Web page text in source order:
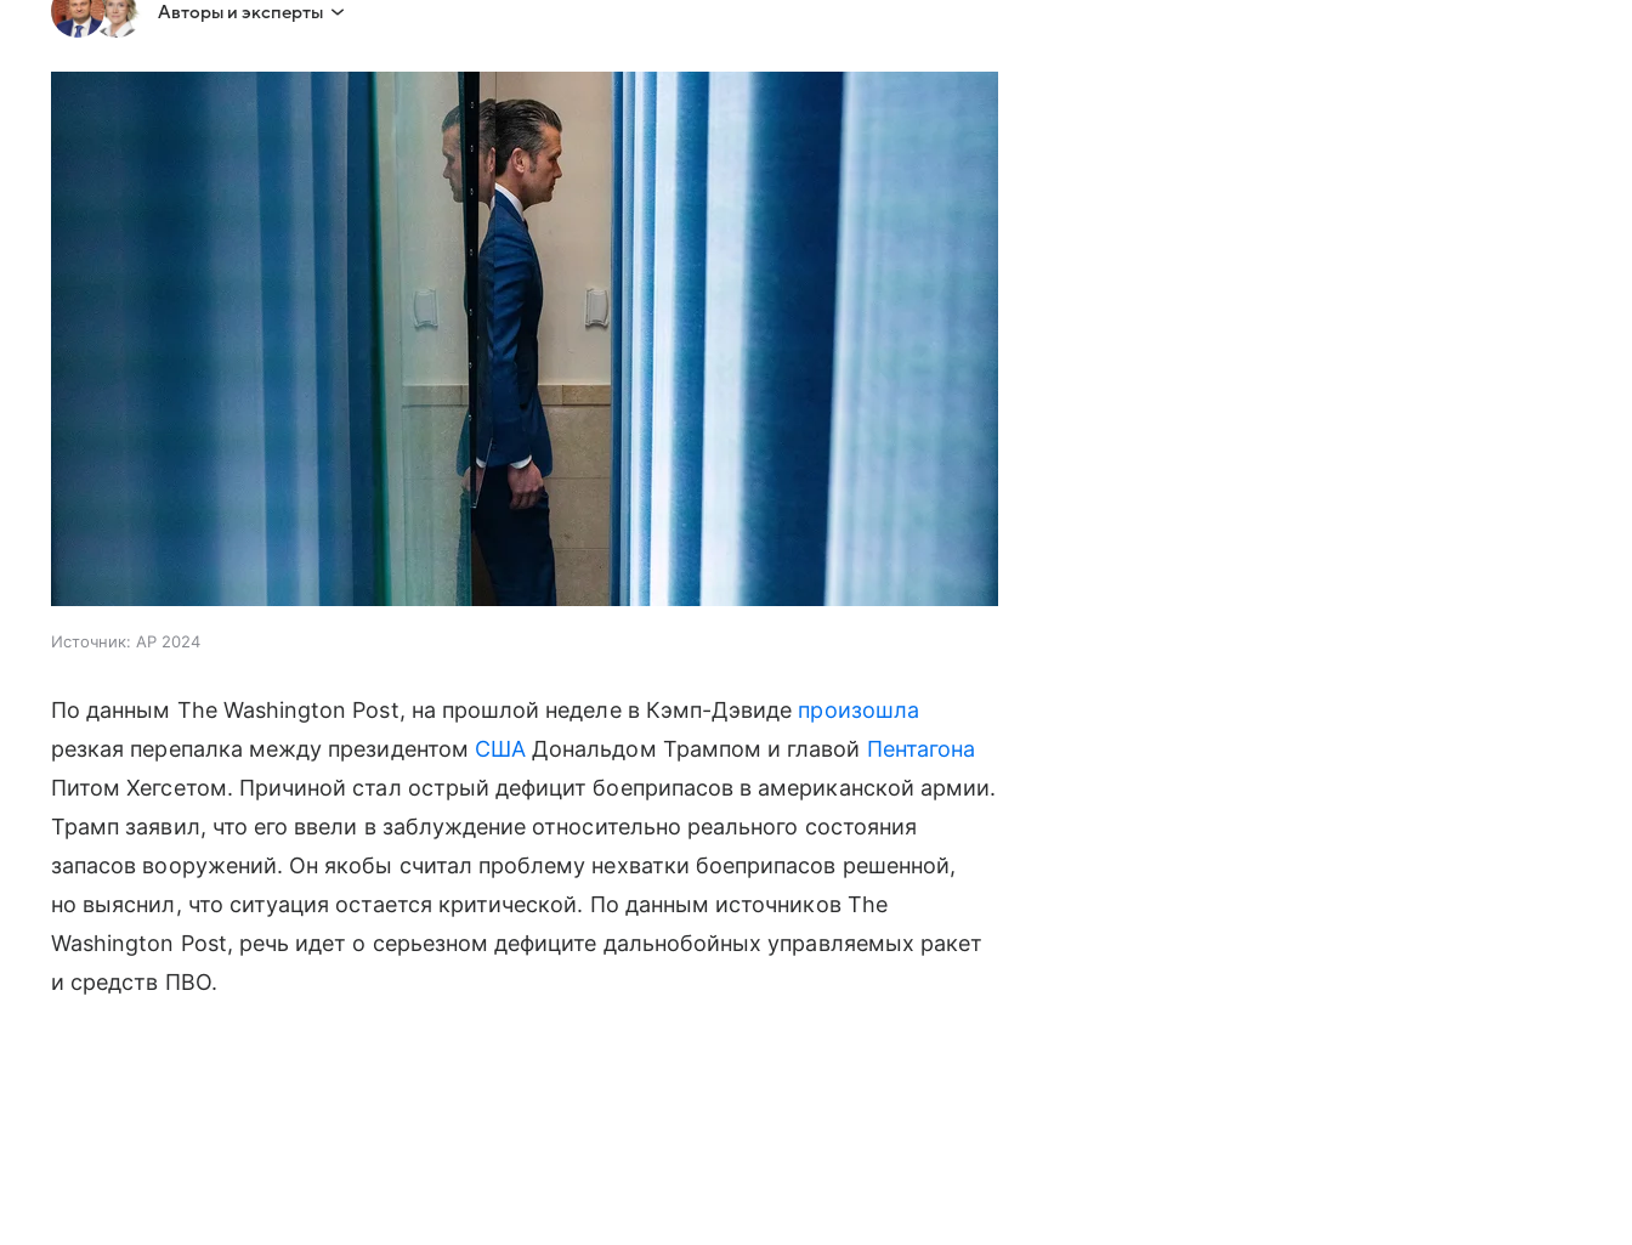
Авторы и эксперты
Источник: AP 2024
По данным The Washington Post, на прошлой неделе в Кэмп-Дэвиде произошла
резкая перепалка между президентом США Дональдом Трампом и главой Пентагона
Питом Хегсетом. Причиной стал острый дефицит боеприпасов в американской армии.
Трамп заявил, что его ввели в заблуждение относительно реального состояния
запасов вооружений. Он якобы считал проблему нехватки боеприпасов решенной,
но выяснил, что ситуация остается критической. По данным источников The
Washington Post, речь идет о серьезном дефиците дальнобойных управляемых ракет
и средств ПВО.